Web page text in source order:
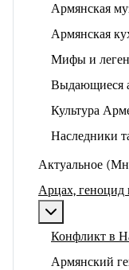
Армянская
Армянская
Мифы и
Выдающиеся
Культура
Наследники
Актуальное
Арцах, геноцид
Конфликт в
Армянский